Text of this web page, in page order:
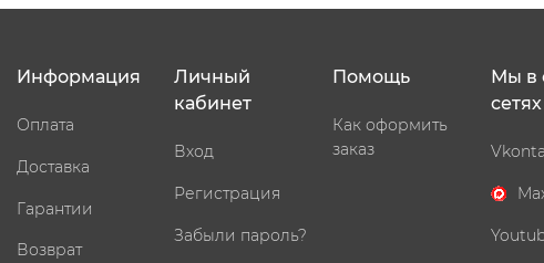
Информация
Оплата
Доставка
Гарантии
Возврат
Личный
кабинет
Вход
Регистрация
Забыли пароль?
Помощь
Как оформить
заказ
Мы в
сетях